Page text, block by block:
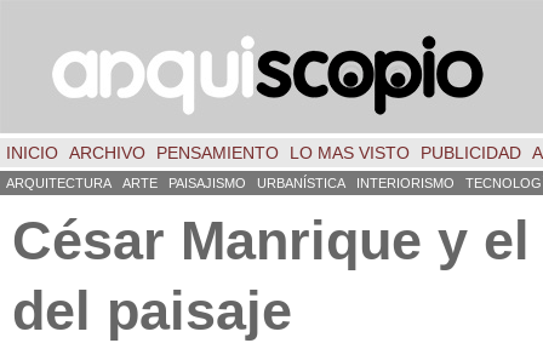
INICIO ARCHIVO PENSAMIENTO LO MAS VISTO PUBLICIDAD
ARQUITECTURA ARTE PAISAJISMO URBANÍSTICA INTERIORISMO
César Manrique y
del paisaje